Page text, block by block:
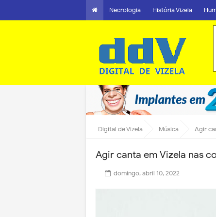
Necrologia História Vizela
Digital de Vizela Música Agir
Agir canta em Vizela nas
domingo, abril 10, 2022